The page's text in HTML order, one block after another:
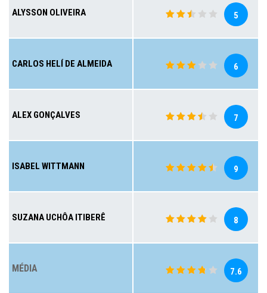
ALYSSON OLIVEIRA 5
CARLOS HELÍ DE ALMEIDA 6
ALEX GONÇALVES 7
ISABEL WITTMANN 9
SUZANA UCHÔA ITIBERÊ 8
MÉDIA 7.6